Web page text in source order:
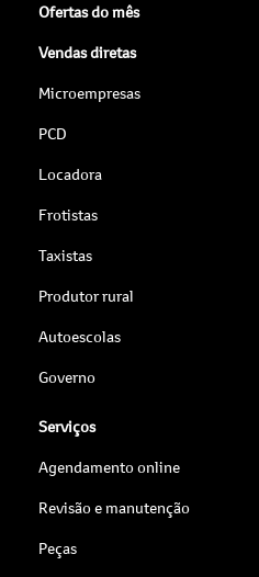
Ofertas do mês
Vendas diretas
Microempresas
PCD
Locadora
Frotistas
Taxistas
Produtor rural
Autoescolas
Governo
Serviços
Agendamento online
Revisão e manutenção
Peças